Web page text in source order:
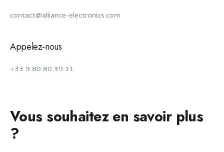
contact@alliance-electronics.com
Appelez-nous
+33 9 80 80 39 11
Vous souhaitez en savoir plus
?